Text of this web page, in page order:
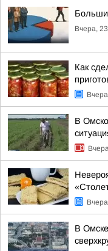
Вчера,
Как
В
В